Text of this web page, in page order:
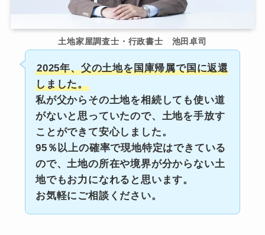
土地家屋調査士・行政書士 池田卓司
2025年、父の土地を国庫帰属で国に返還
しました。
私が父からその土地を相続しても使い道
がないと思っていたので、土地を手放す
ことができて安心しました。
95％以上の確率で現地特定はできている
ので、土地の所在や境界が分からない土
地でもお力になれると思います。
お気軽にご相談ください。